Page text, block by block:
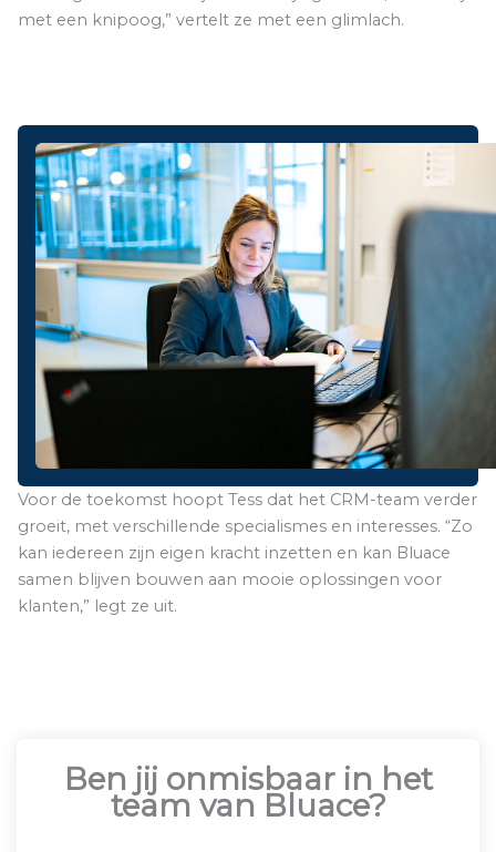
met een knipoog,” vertelt ze met een glimlach.
Voor de toekomst hoopt Tess dat het CRM-team verder
groeit, met verschillende specialismes en interesses. “Zo
kan iedereen zijn eigen kracht inzetten en kan Bluace
samen blijven bouwen aan mooie oplossingen voor
klanten,” legt ze uit.
Ben jij onmisbaar in het
team van Bluace?